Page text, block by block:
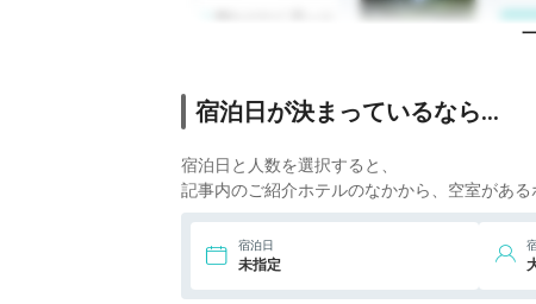
離れのやど 星ヶ山
宿泊日が決まっているなら…
宿泊日と人数を選択すると、
記事内のご紹介ホテルのなかから、空室があ
宿泊日
未指定